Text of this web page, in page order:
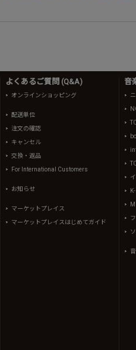
よくあるご質問 (Q&A)
オンラインショッピング
配送単位
注文の確認
キャンセル
交換・返品
For International Customers
お知らせ
マーケットプレイス
マーケットプレイスはじめてガイド
音